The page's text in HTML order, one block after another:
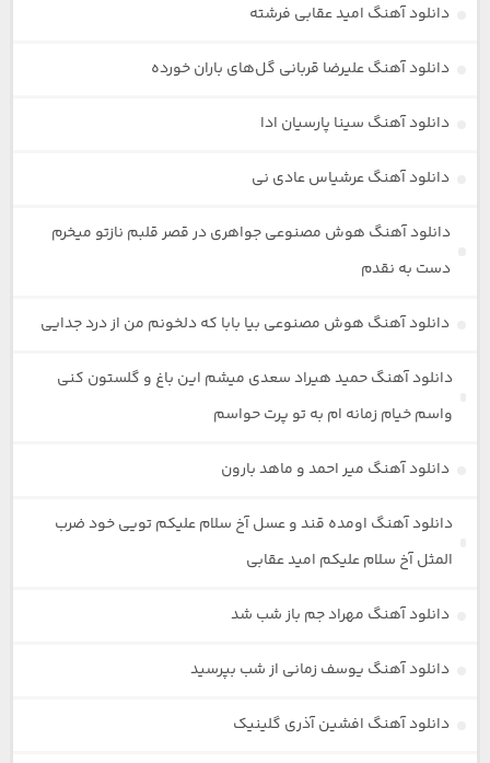
دانلود آهنگ امید عقابی فرشته
دانلود آهنگ علیرضا قربانی گل‌های باران خورده
دانلود آهنگ سینا پارسیان ادا
دانلود آهنگ عرشیاس عادی نی
دانلود آهنگ هوش مصنوعی جواهری در قصر قلبم نازتو میخرم
دست به نقدم
دانلود آهنگ هوش مصنوعی بیا بابا که دلخونم من از درد جدایی
دانلود آهنگ حمید هیراد سعدی میشم این باغ و گلستون کنی
واسم خیام زمانه ام به تو پرت حواسم
دانلود آهنگ میر احمد و ماهد بارون
دانلود آهنگ اومده قند و عسل آخ سلام علیکم تویی خود ضرب
المثل آخ سلام علیکم امید عقابی
دانلود آهنگ مهراد جم باز شب شد
دانلود آهنگ یوسف زمانی از شب بپرسید
دانلود آهنگ افشین آذری گلینیک